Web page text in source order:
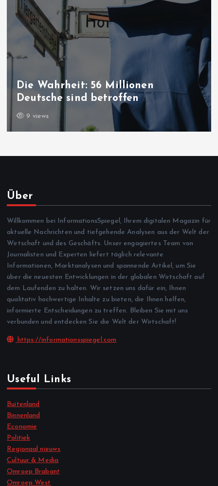
Die Wahrheit: 56 Millionen
Deutsche sind betroffen
9 views
Über
Willkommen bei InformationsSpiegel, Ihrem digitalen Magazin für
aktuelle Nachrichten und tiefgehende Analysen aus der Welt der
Wirtschaft und des Geschäfts. Unser engagiertes Team von
Journalisten und Experten liefert täglich relevante
Informationen, Marktanalysen und spannende Artikel, um Sie
über die neuesten Entwicklungen in der globalen Wirtschaft auf
dem Laufenden zu halten. Wir setzen uns dafür ein, Ihnen
qualitativ hochwertige Inhalte zu bieten, die Ihnen helfen,
informierte Entscheidungen zu treffen. Bleiben Sie mit uns
verbunden und entdecken Sie die Welt der Wirtschaft!
https://informationsspiegel.com
Useful Links
Buitenland
Binnenland
Economie
Politiek
Regionaal nieuws
Cultuur & Media
Omroep Brabant
Omroep West